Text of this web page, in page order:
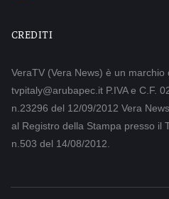
CREDITI
VeraTV (Vera News) è un marchio
tvpitaly@arubapec.it P.IVA e C.F.
n.23296 del 12/09/2012 Vera
al Registro della Stampa presso il
n.503 del 14/08/2012.